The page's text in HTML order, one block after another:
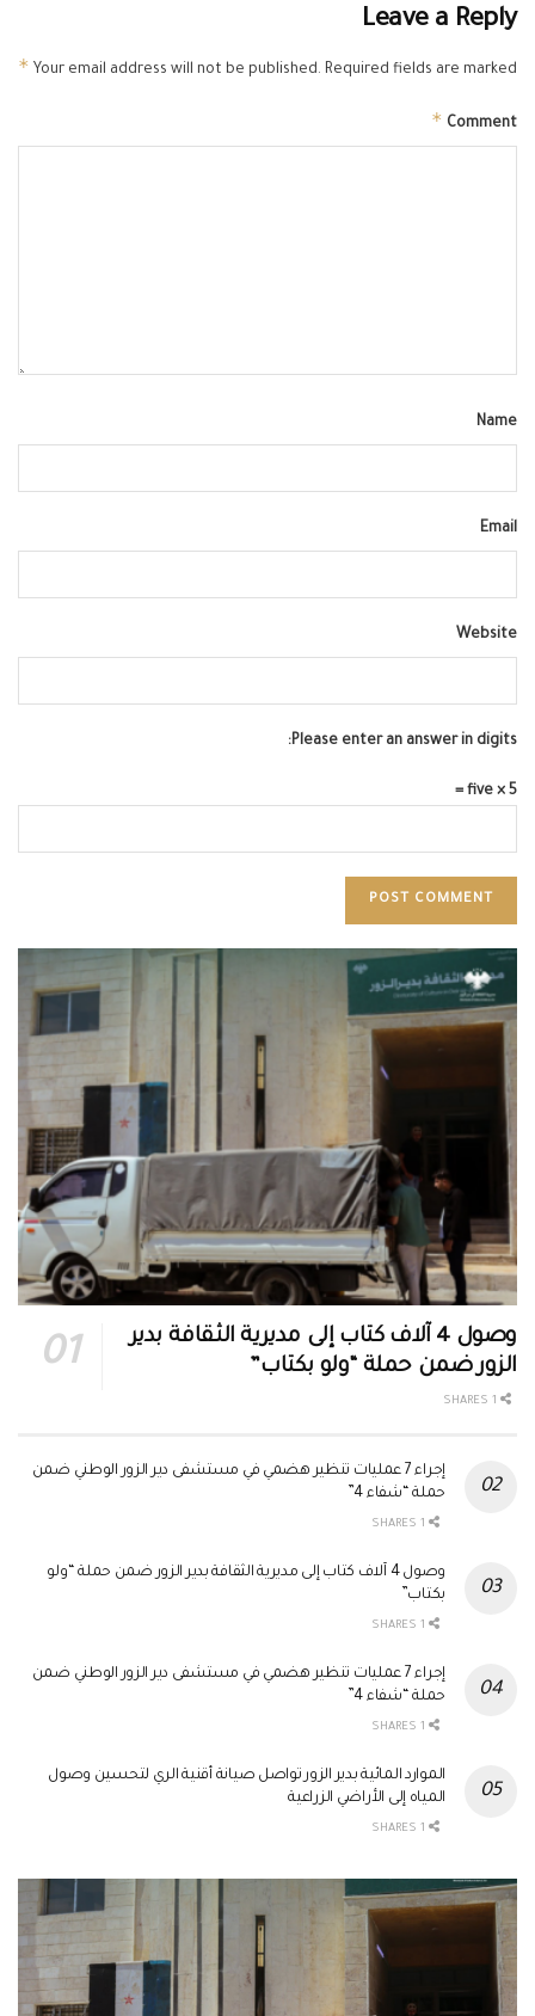
Leave a Reply
Your email address will not be published. Required fields are marked
*
Comment
*
Name
Email
Website
Please enter an answer in digits:
5 × five =
وصول 4 آلاف كتاب إلى مديرية الثقافة بدير
الزور ضمن حملة “ولو بكتاب”
إجراء 7 عمليات تنظير هضمي في مستشفى دير الزور الوطني ضمن
حملة “شفاء 4”
وصول 4 آلاف كتاب إلى مديرية الثقافة بدير الزور ضمن حملة “ولو
بكتاب”
إجراء 7 عمليات تنظير هضمي في مستشفى دير الزور الوطني ضمن
حملة “شفاء 4”
الموارد المائية بدير الزور تواصل صيانة أقنية الري لتحسين وصول
المياه إلى الأراضي الزراعية